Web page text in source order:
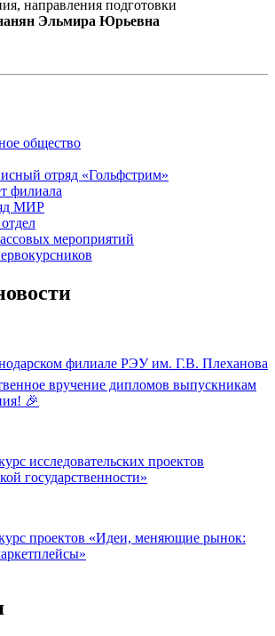
направления подготовки
Эльмира Юрьевна
общество
отряд «Гольфстрим»
филиала
МИР
мероприятий
филиале РЭУ им. Г.В. Плеханова
вручение дипломов выпускникам
🎉
исследовательских проектов
государственности»
проектов «Идеи, меняющие рынок: